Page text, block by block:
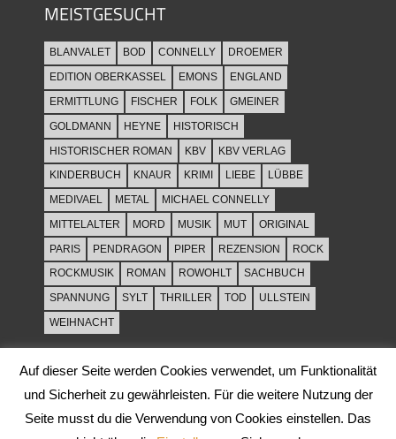
MEISTGESUCHT
BLANVALET BOD CONNELLY
DROEMER
EDITION OBERKASSEL
EMONS
ENGLAND
ERMITTLUNG
FISCHER FOLK
GMEINER
GOLDMANN
HEYNE
HISTORISCH
HISTORISCHER ROMAN
KBV
KBV VERLAG
KINDERBUCH
KNAUR KRIMI LIEBE
LÜBBE
MEDIVAEL
METAL
MICHAEL CONNELLY
MITTELALTER
MORD MUSIK MUT
ORIGINAL
PARIS
PENDRAGON PIPER REZENSION
ROCK
ROCKMUSIK
ROMAN ROWOHLT
SACHBUCH
SPANNUNG
SYLT THRILLER TOD
ULLSTEIN
WEIHNACHT
Auf dieser Seite werden Cookies verwendet, um Funktionalität
und Sicherheit zu gewährleisten. Für die weitere Nutzung der
Seite musst du die Verwendung von Cookies einstellen. Das